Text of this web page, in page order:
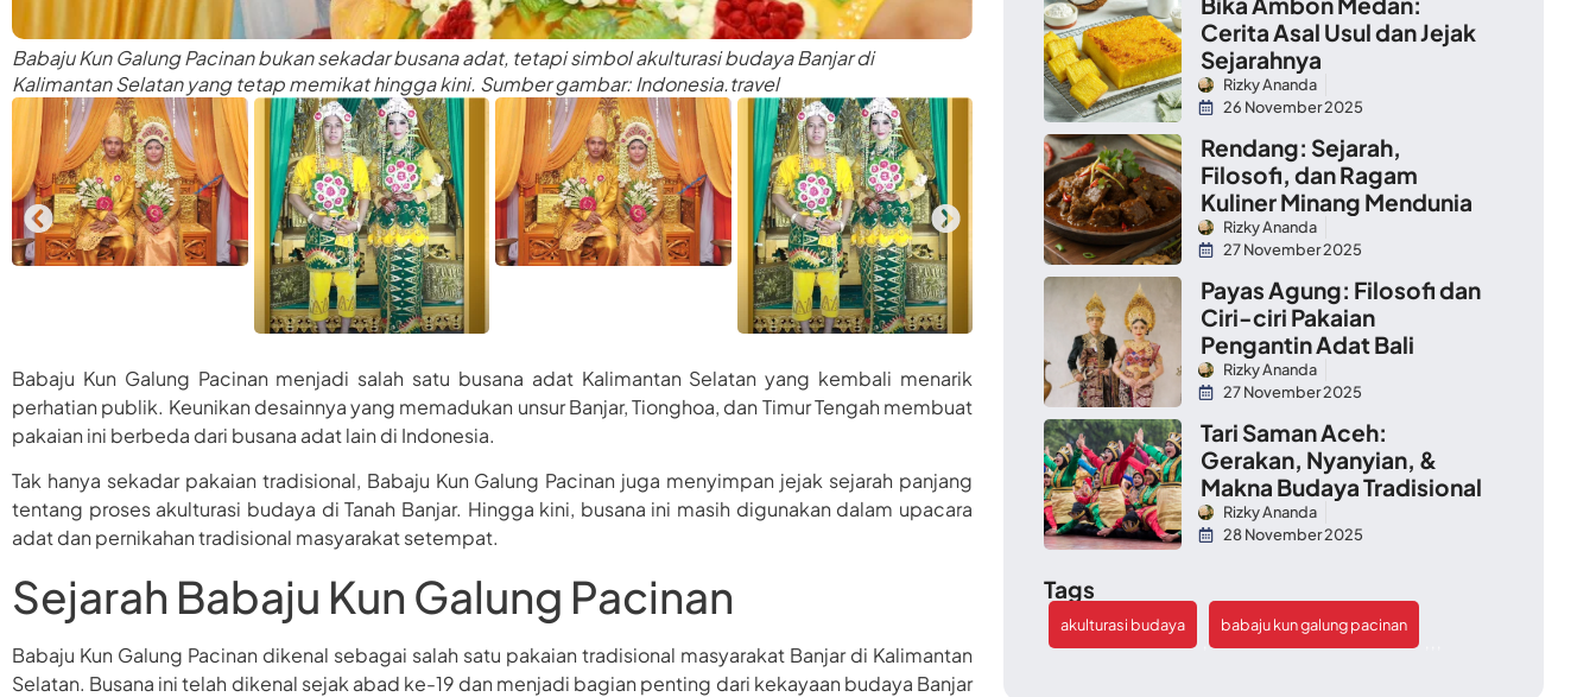
Babaju Kun Galung Pacinan bukan sekadar busana adat, tetapi simbol akulturasi budaya Banjar di
Kalimantan Selatan yang tetap memikat hingga kini. Sumber gambar: Indonesia.travel
Babaju Kun Galung Pacinan menjadi salah satu busana adat Kalimantan Selatan yang kembali menarik
perhatian publik. Keunikan desainnya yang memadukan unsur Banjar, Tionghoa, dan Timur Tengah membuat
pakaian ini berbeda dari busana adat lain di Indonesia.
Tak hanya sekadar pakaian tradisional, Babaju Kun Galung Pacinan juga menyimpan jejak sejarah panjang
tentang proses akulturasi budaya di Tanah Banjar. Hingga kini, busana ini masih digunakan dalam upacara
adat dan pernikahan tradisional masyarakat setempat.
Sejarah Babaju Kun Galung Pacinan
Babaju Kun Galung Pacinan dikenal sebagai salah satu pakaian tradisional masyarakat Banjar di Kalimantan
Selatan. Busana ini telah dikenal sejak abad ke-19 dan menjadi bagian penting dari kekayaan budaya Banjar
Cerita Asal Usul dan Jejak
Sejarahnya
Rizky Ananda
26 November 2025
Rendang: Sejarah,
Filosofi, dan Ragam
Kuliner Minang Mendunia
Rizky Ananda
27 November 2025
Payas Agung: Filosofi dan
Ciri-ciri Pakaian
Pengantin Adat Bali
Rizky Ananda
27 November 2025
Tari Saman Aceh:
Gerakan, Nyanyian, &
Makna Budaya Tradisional
Rizky Ananda
28 November 2025
Tags
akulturasi budaya
babaju kun galung pacinan